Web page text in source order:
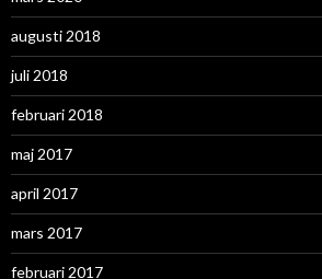
augusti 2018
juli 2018
februari 2018
maj 2017
april 2017
mars 2017
februari 2017